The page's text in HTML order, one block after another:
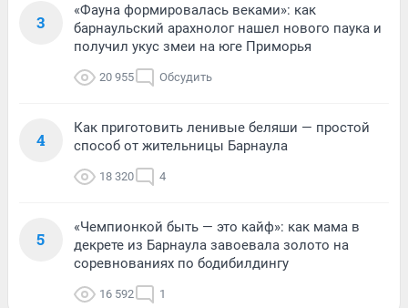
3
«Фауна формировалась веками»: как
барнаульский арахнолог нашел нового паука и
получил укус змеи на юге Приморья
20 955 Обсудить
4
Как приготовить ленивые беляши — простой
способ от жительницы Барнаула
18 320 4
5
«Чемпионкой быть — это кайф»: как мама в
декрете из Барнаула завоевала золото на
соревнованиях по бодибилдингу
16 592 1